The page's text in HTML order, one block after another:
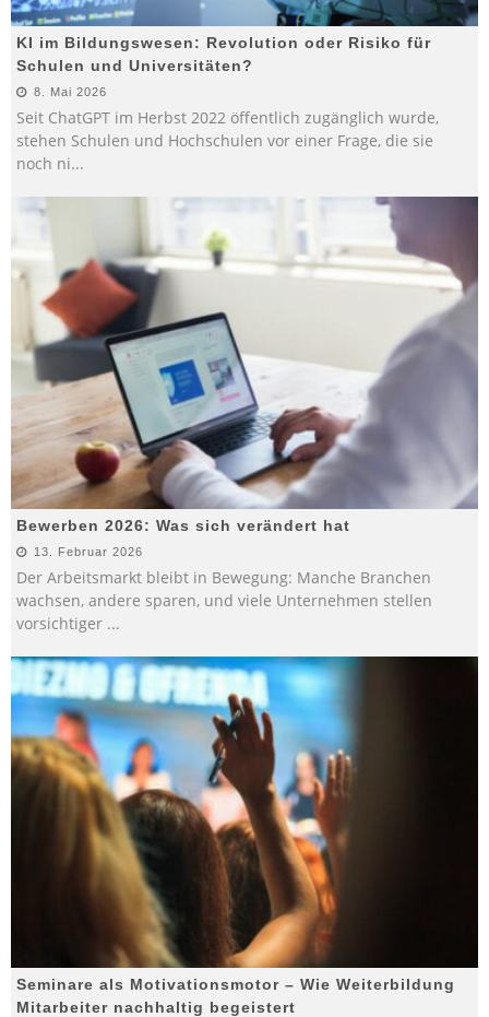
KI im Bildungswesen: Revolution oder Risiko für
Schulen und Universitäten?
8. Mai 2026
Seit ChatGPT im Herbst 2022 öffentlich zugänglich wurde,
stehen Schulen und Hochschulen vor einer Frage, die sie
noch ni...
Bewerben 2026: Was sich verändert hat
13. Februar 2026
Der Arbeitsmarkt bleibt in Bewegung: Manche Branchen
wachsen, andere sparen, und viele Unternehmen stellen
vorsichtiger ...
Seminare als Motivationsmotor – Wie Weiterbildung
Mitarbeiter nachhaltig begeistert